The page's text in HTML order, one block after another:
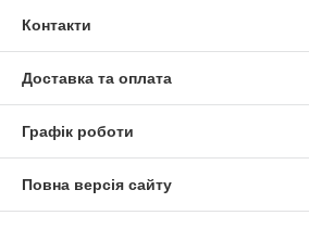
Контакти
Доставка та оплата
Графік роботи
Повна версія сайту